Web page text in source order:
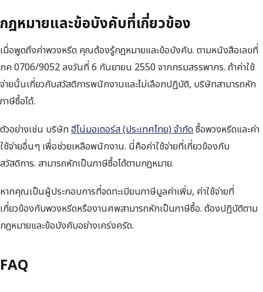
กฎหมายและข้อบังคับที่เกี่ยวข้อง
เมื่อพูดถึงค่าพวงหรีด คุณต้องรู้กฎหมายและข้อบังคับ. ตามหนังสือเลขที่
กค 0706/9052 ลงวันที่ 6 กันยายน 2550 จากกรมสรรพากร. ถ้าค่าใช้
จ่ายนั้นเกี่ยวกับสวัสดิการพนักงานและไม่เลือกปฏิบัติ, บริษัทสามารถหัก
ภาษีซื้อได้.
ตัวอย่างเช่น บริษัทฮีโน่มอเตอร์ส (ประเทศไทย) จำกัดซื้อพวงหรีดและค่า
ใช้จ่ายอื่นๆ เพื่อช่วยเหลือพนักงาน. นี่คือค่าใช้จ่ายที่เกี่ยวข้องกับ
สวัสดิการ. สามารถหักเป็นภาษีซื้อได้ตามกฎหมาย.
หากคุณเป็นผู้ประกอบการที่จดทะเบียนภาษีมูลค่าเพิ่ม, ค่าใช้จ่ายที่
เกี่ยวข้องกับพวงหรีดหรืองานศพสามารถหักเป็นภาษีซื้อ. ต้องปฏิบัติตาม
กฎหมายและข้อบังคับอย่างเคร่งครัด.
FAQ